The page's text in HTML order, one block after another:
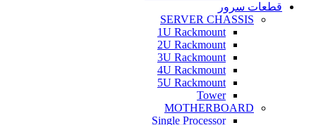
قطعات سرور
SERVER CHASSIS
1U Rackmount
2U Rackmount
3U Rackmount
4U Rackmount
5U Rackmount
Tower
MOTHERBOARD
Single Processor